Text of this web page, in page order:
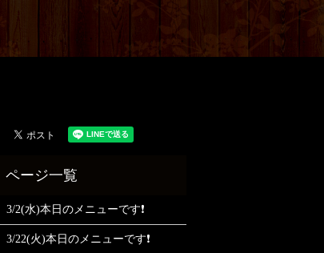
3/2(水)本日のメニューです❗
3/22(火)本日のメニューです❗